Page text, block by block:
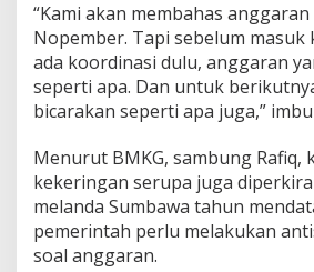
b
u
s
i
A
i
“Kami akan membahas
Nopember. Tapi sebelum masuk
ada koordinasi dulu, anggaran
seperti apa. Dan untuk
bicarakan seperti apa juga,”
Menurut BMKG, sambung Rafiq,
kekeringan serupa juga
melanda Sumbawa tahun
pemerintah perlu melakukan
soal anggaran.